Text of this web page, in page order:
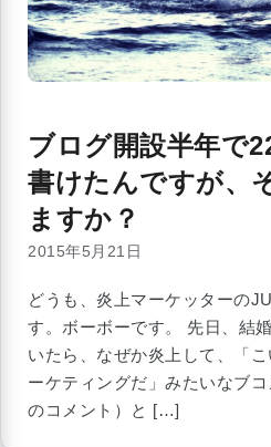
ブログ開設半年で
書けたんですが、
ますか？
2015年5月21日
どうも、炎上マーケッターの
す。ボーボーです。 先日、結
いたら、なぜか炎上して、「
ーケティングだ」みたいなブ
のコメント）と […]